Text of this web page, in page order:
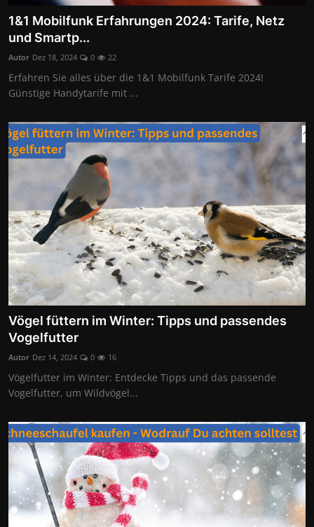
1&1 Mobilfunk Erfahrungen 2024: Tarife, Netz
und Smartp...
Autor Dez 18, 2024 0 22
Erfahren Sie alles über die 1&1 Mobilfunk Tarife 2024!
Günstige Handytarife mit ...
Vögel füttern im Winter: Tipps und passendes
Vogelfutter
Autor Dez 14, 2024 0 16
Vögelfutter im Winter: Entdecke Tipps und das passende
Vogelfutter, um Wildvögel...